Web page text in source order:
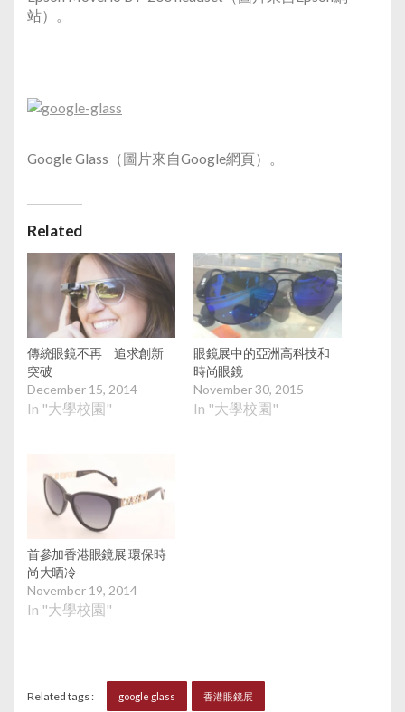
站）。
Google Glass（圖片來自Google網頁）。
Related
傳統眼鏡不再 追求創新
突破
December 15, 2014
In "大學校園"
眼鏡展中的亞洲高科技和
時尚眼鏡
November 30, 2015
In "大學校園"
首參加香港眼鏡展 環保時
尚大晒冷
November 19, 2014
In "大學校園"
Related tags : google glass 香港眼鏡展